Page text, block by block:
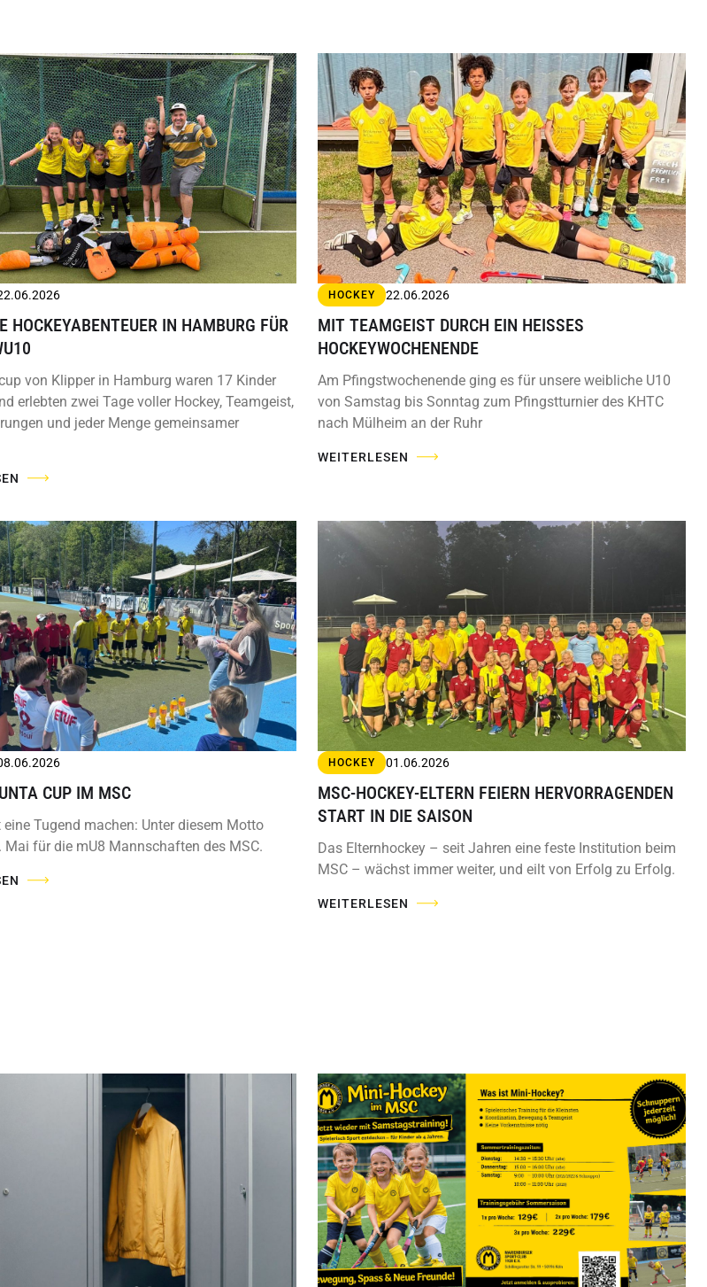
HOCKEYABENTEUER IN HAMBURG FÜR
von Klipper in Hamburg waren 17 Kinder
erlebten zwei Tage voller Hockey, Teamgeist,
und jeder Menge gemeinsamer
HOCKEY 22.06.2026
MIT TEAMGEIST DURCH EIN HEISSES H
OCKEYWOCHENENDE
Am Pfingstwochenende ging es für unsere weibliche U10
von Samstag bis Sonntag zum Pfingstturnier des KHTC
nach Mülheim an der Ruhr
WEITERLESEN
CUP IM MSC
eine Tugend machen: Unter diesem Motto
Mai für die mU8 Mannschaften des MSC.
HOCKEY 01.06.2026
MSC-HOCKEY-ELTERN FEIERN HERVORRAGENDEN
START IN DIE SAISON
Das Elternhockey – seit Jahren eine feste Institution beim
MSC – wächst immer weiter, und eilt von Erfolg zu Erfolg.
WEITERLESEN